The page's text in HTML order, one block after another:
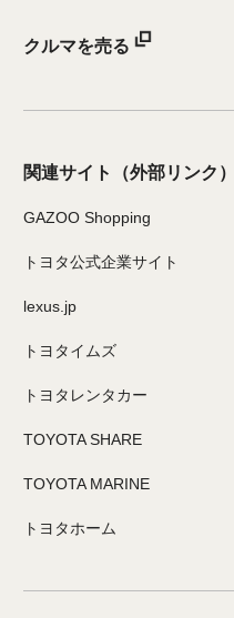
クルマを売る
関連サイト （外部リンク）
GAZOO Shopping
トヨタ公式企業サイト
lexus.jp
トヨタイムズ
トヨタレンタカー
TOYOTA SHARE
TOYOTA MARINE
トヨタホーム